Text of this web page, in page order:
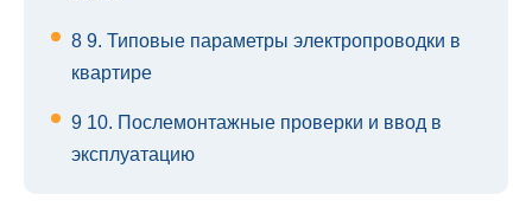
8 9. Типовые параметры электропроводки в
квартире
9 10. Послемонтажные проверки и ввод в
эксплуатацию